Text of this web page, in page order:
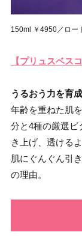
150ml ￥4950／ロー
【プリュスベス
うるおう力を育
年齢を重ねた肌
分と4種の厳選ビ
き上げ、透ける
肌にぐんぐん引
の理由。